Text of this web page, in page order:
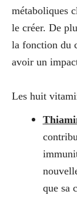
métaboliques
le créer. De
la fonction du
avoir un
Les huit
que sa